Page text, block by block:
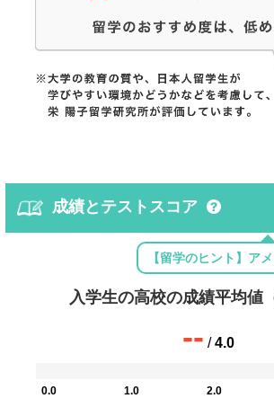
成績とテストスコア
【留学のヒント】ア
入学生の高校の成績平均値
-- /4.0
0.0 1.0 2.0